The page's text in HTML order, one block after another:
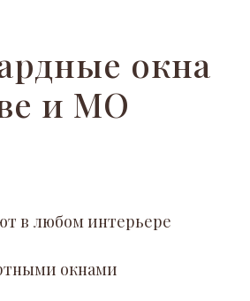
окна
и МО
в любом интерьере
окнами